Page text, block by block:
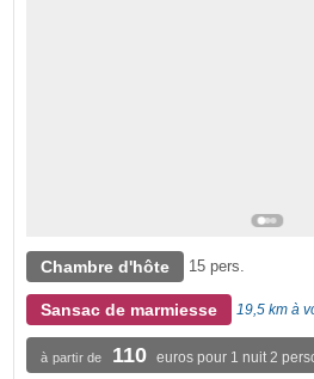
Chambre d'hôte 15 pers.
Sansac de marmiesse 19,5 km à
à partir de 110 euros pour 1 nuit 2